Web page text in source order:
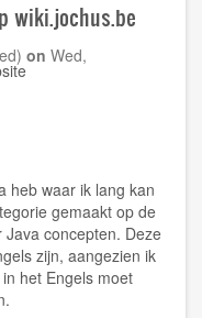
wiki.jochus.be
on Wed,
heb waar ik lang kan
gemaakt op de
concepten. Deze
zijn, aangezien ik
het Engels moet